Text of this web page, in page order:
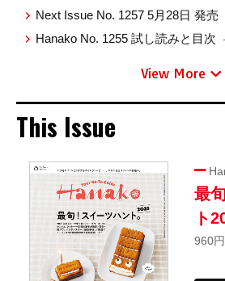
Next Issue No. 1257 5月28日 発売
Hanako No. 1255 試し読みと目次
View More
This Issue
最
ト
960